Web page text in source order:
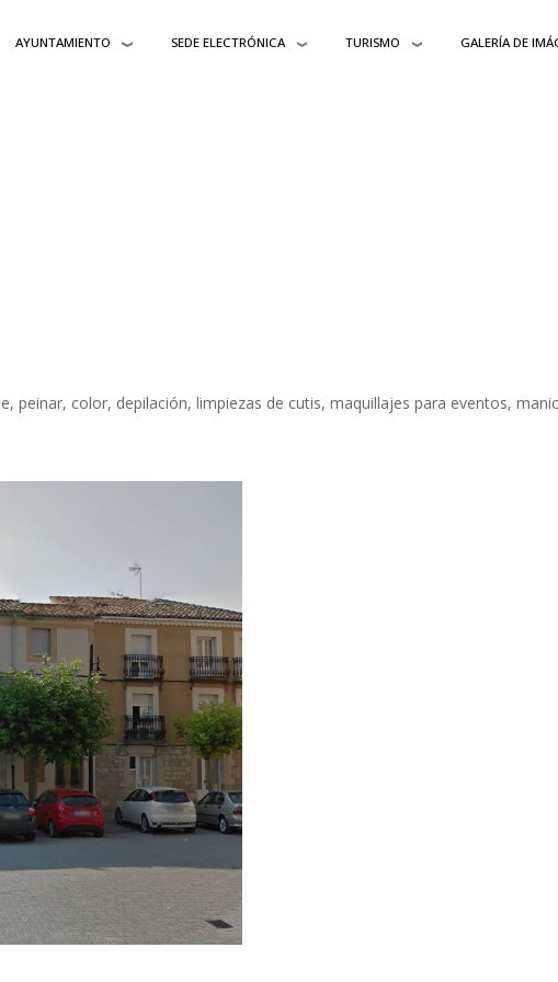
AYUNTAMIENTO SEDE ELECTRÓNICA TURISMO GALERÍA DE
peinar, color, depilación, limpiezas de cutis, maquillajes para eventos,